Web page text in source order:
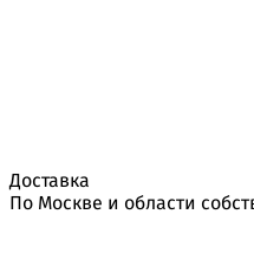
Доставка
По Москве и области